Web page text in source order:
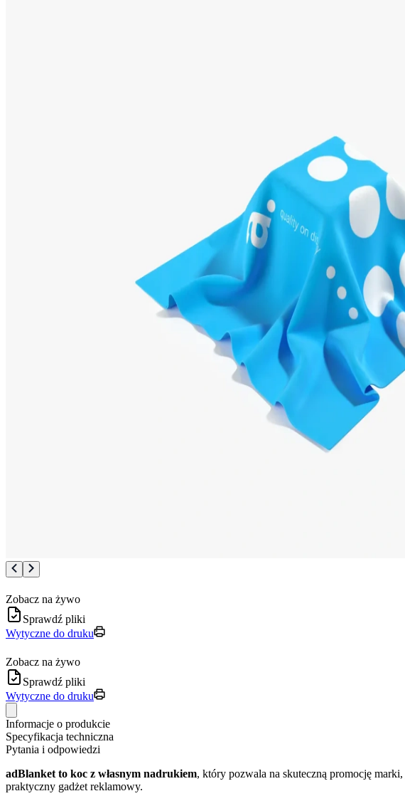
Zobacz na żywo
Sprawdź pliki
Wytyczne do druku
Zobacz na żywo
Sprawdź pliki
Wytyczne do druku
Informacje o produkcie
Specyfikacja techniczna
Pytania i odpowiedzi
adBlanket to koc z własnym nadrukiem, który pozwala na skuteczną promocję
praktyczny gadżet reklamowy.